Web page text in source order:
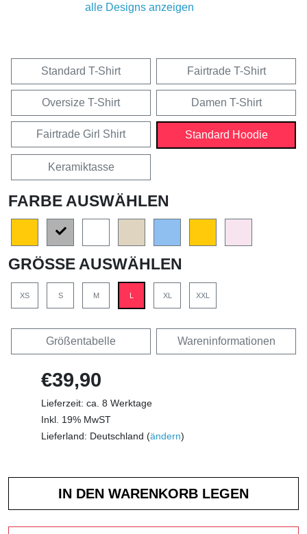
alle Designs anzeigen
Standard T-Shirt Fairtrade T-Shirt
Oversize T-Shirt Damen T-Shirt
Fairtrade Girl Shirt Standard Hoodie
Keramiktasse
FARBE AUSWÄHLEN
GRÖSSE AUSWÄHLEN
XS S M L XL XXL
Größentabelle Wareninformationen
€39,90
Lieferzeit: ca. 8 Werktage
Inkl. 19% MwST
Lieferland: Deutschland (ändern)